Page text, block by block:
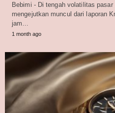
Bebimi - Di tengah volatilitas
mengejutkan muncul dari laporan
jam…
1 month ago